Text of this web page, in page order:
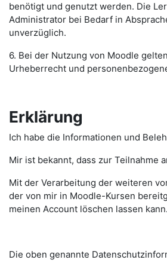
benötigt und genutzt werden. Die
Administrator bei Bedarf in
unverzüglich.
6. Bei der Nutzung von Moodle
Urheberrecht und
Erklärung
Ich habe die Informationen und
Mir ist bekannt, dass zur Teilnahme
Mit der Verarbeitung der weiteren
der von mir in Moodle-Kursen
meinen Account löschen lassen kann.
Die oben genannte